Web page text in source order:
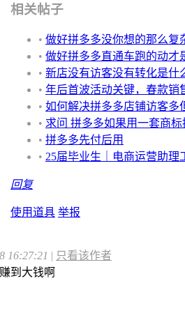
相关帖子
• 做好拼多多没你想的那么复
• 做好拼多多直通车跑的动才
• 新店没有访客没有转化是什
• 年后首波活动关键，春款销
• 如何解决拼多多店铺访客多
• 求问 拼多多如果用一套商
• 拼多多先付后用
• 25届毕业生｜电商运营助
回复
使用道具 举报
16:27:21 | 只看该作者
到大钱啊